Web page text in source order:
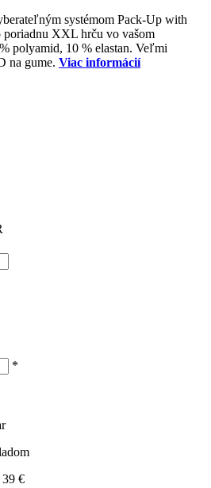
systémom Pack-Up with
poriadnu XXL hrču vo vašom
polyamid, 10 % elastan. Veľmi
na gume. Viac informácií
*
39 €